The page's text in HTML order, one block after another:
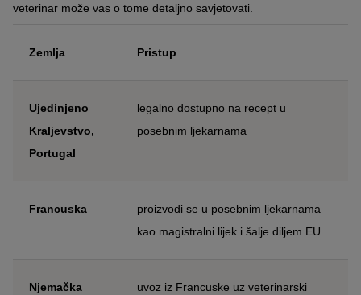
veterinar može vas o tome detaljno savjetovati.
Zemlja Pristup
Ujedinjeno
Kraljevstvo,
Portugal
legalno dostupno na recept u
posebnim ljekarnama
Francuska
proizvodi se u posebnim ljekarnama
kao magistralni lijek i šalje diljem EU
Njemačka
uvoz iz Francuske uz veterinarski